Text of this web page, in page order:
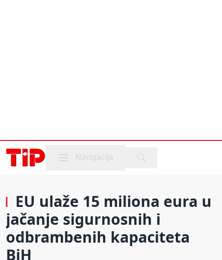
Mobile menu
Navigacija
EU ulaže 15 miliona eura u
jačanje sigurnosnih i
odbrambenih kapaciteta
BiH